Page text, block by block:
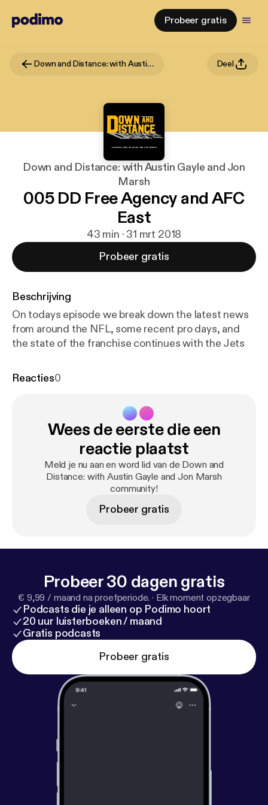
Probeer gratis
Down and Distance: with Austin Gayle and Jon Marsh Deel
Down and Distance: with Austin Gayle and Jon
Marsh
005 DD Free Agency and AFC
East
43 min · 31 mrt 2018
Probeer gratis
Beschrijving
On todays episode we break down the latest news
from around the NFL, some recent pro days, and
the state of the franchise continues with the Jets
Reacties0
Wees de eerste die een
reactie plaatst
Meld je nu aan en word lid van de Down and
Distance: with Austin Gayle and Jon Marsh
community!
Probeer gratis
Probeer 30 dagen gratis
€ 9,99 / maand na proefperiode. · Elk moment opzegbaar
Podcasts die je alleen op Podimo hoort
20 uur luisterboeken / maand
Gratis podcasts
Probeer gratis